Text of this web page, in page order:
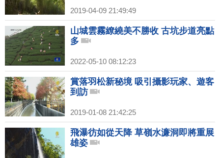
2019-04-09 21:49:49
山城雲霧繚繞美不勝收 古坑步道亮點
多
2022-05-10 08:12:23
賞落羽松新秘境 吸引攝影玩家、遊客
到訪
2019-01-08 21:42:25
飛瀑彷如從天降 草嶺水濂洞即將重展
雄姿